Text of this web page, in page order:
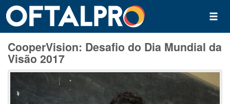
CooperVision: Desafio do Dia Mundial da
Visão 2017